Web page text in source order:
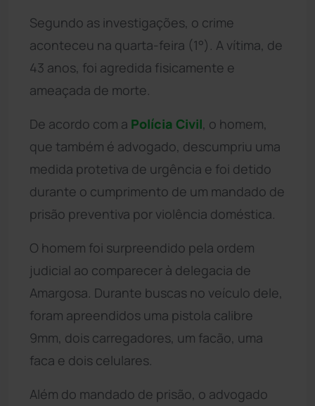
Segundo as investigações, o crime
aconteceu na quarta-feira (1°). A vítima, de
43 anos, foi agredida fisicamente e
ameaçada de morte.
De acordo com a Polícia Civil, o homem,
que também é advogado, descumpriu uma
medida protetiva de urgência e foi detido
durante o cumprimento de um mandado de
prisão preventiva por violência doméstica.
O homem foi surpreendido pela ordem
judicial ao comparecer à delegacia de
Amargosa. Durante buscas no veículo dele,
foram apreendidos uma pistola calibre
9mm, dois carregadores, um facão, uma
faca e dois celulares.
Além do mandado de prisão, o advogado